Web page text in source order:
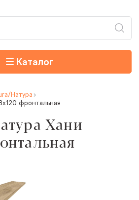
Каталог
Натура
фронтальная
Хани